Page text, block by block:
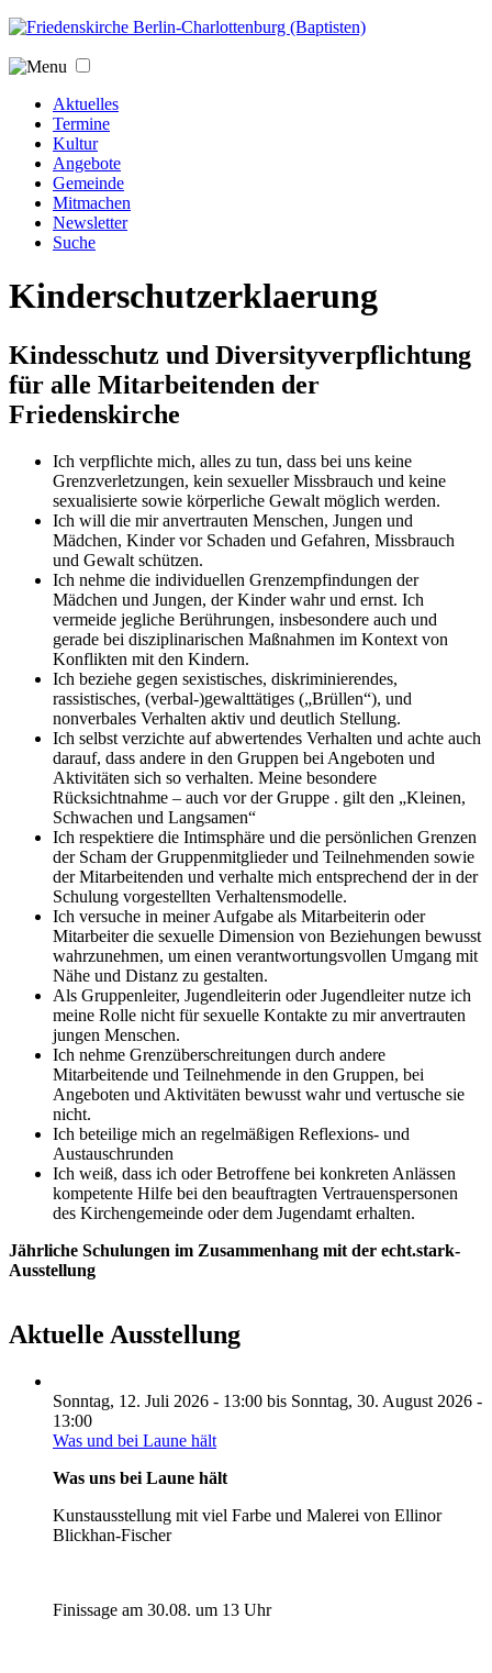
Jump to navigation
Aktuelles
Termine
Kultur
Angebote
Gemeinde
Mitmachen
Newsletter
Suche
Kinderschutzerklaerung
Kindesschutz und Diversityverpflichtung
für alle Mitarbeitenden der
Friedenskirche
Ich verpflichte mich, alles zu tun, dass bei uns keine
Grenzverletzungen, kein sexueller Missbrauch und keine
sexualisierte sowie körperliche Gewalt möglich werden.
Ich will die mir anvertrauten Menschen, Jungen und
Mädchen, Kinder vor Schaden und Gefahren, Missbrauch
und Gewalt schützen.
Ich nehme die individuellen Grenzempfindungen der
Mädchen und Jungen, der Kinder wahr und ernst. Ich
vermeide jegliche Berührungen, insbesondere auch und
gerade bei disziplinarischen Maßnahmen im Kontext von
Konflikten mit den Kindern.
Ich beziehe gegen sexistisches, diskriminierendes,
rassistisches, (verbal-)gewalttätiges („Brüllen“), und
nonverbales Verhalten aktiv und deutlich Stellung.
Ich selbst verzichte auf abwertendes Verhalten und achte auch
darauf, dass andere in den Gruppen bei Angeboten und
Aktivitäten sich so verhalten. Meine besondere
Rücksichtnahme – auch vor der Gruppe . gilt den „Kleinen,
Schwachen und Langsamen“
Ich respektiere die Intimsphäre und die persönlichen Grenzen
der Scham der Gruppenmitglieder und Teilnehmenden sowie
der Mitarbeitenden und verhalte mich entsprechend der in der
Schulung vorgestellten Verhaltensmodelle.
Ich versuche in meiner Aufgabe als Mitarbeiterin oder
Mitarbeiter die sexuelle Dimension von Beziehungen bewusst
wahrzunehmen, um einen verantwortungsvollen Umgang mit
Nähe und Distanz zu gestalten.
Als Gruppenleiter, Jugendleiterin oder Jugendleiter nutze ich
meine Rolle nicht für sexuelle Kontakte zu mir anvertrauten
jungen Menschen.
Ich nehme Grenzüberschreitungen durch andere
Mitarbeitende und Teilnehmende in den Gruppen, bei
Angeboten und Aktivitäten bewusst wahr und vertusche sie
nicht.
Ich beteilige mich an regelmäßigen Reflexions- und
Austauschrunden
Ich weiß, dass ich oder Betroffene bei konkreten Anlässen
kompetente Hilfe bei den beauftragten Vertrauenspersonen
des Kirchengemeinde oder dem Jugendamt erhalten.
Jährliche Schulungen im Zusammenhang mit der echt.stark-
Ausstellung
Aktuelle Ausstellung
Sonntag, 12. Juli 2026 - 13:00 bis Sonntag, 30. August 2026 -
13:00
Was und bei Laune hält
Was uns bei Laune hält
Kunstausstellung mit viel Farbe und Malerei von Ellinor
Blickhan-Fischer
Finissage am 30.08. um 13 Uhr